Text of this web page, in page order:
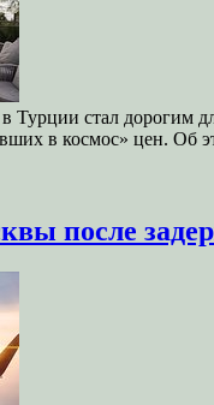
Турции стал дорогим
в космос» цен.
после